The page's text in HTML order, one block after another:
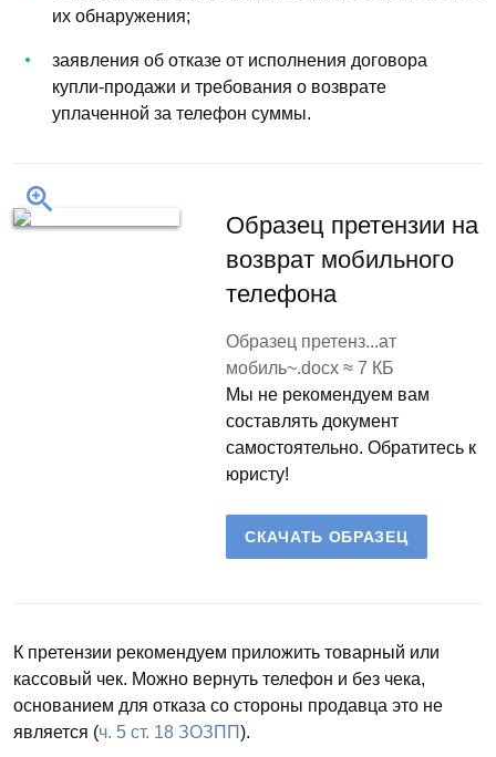
их обнаружения;
заявления об отказе от исполнения договора
купли-продажи и требования о возврате
уплаченной за телефон суммы.
Образец претензии на
возврат мобильного
телефона
Образец претенз...ат
мобиль~.docx ≈ 7 КБ
Мы не рекомендуем вам
составлять документ
самостоятельно. Обратитесь к
юристу!
СКАЧАТЬ ОБРАЗЕЦ
К претензии рекомендуем приложить товарный или
кассовый чек. Можно вернуть телефон и без чека,
основанием для отказа со стороны продавца это не
является (ч. 5 ст. 18 ЗОЗПП).